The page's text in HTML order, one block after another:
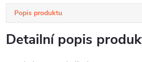
Popis produktu
Detailní popis